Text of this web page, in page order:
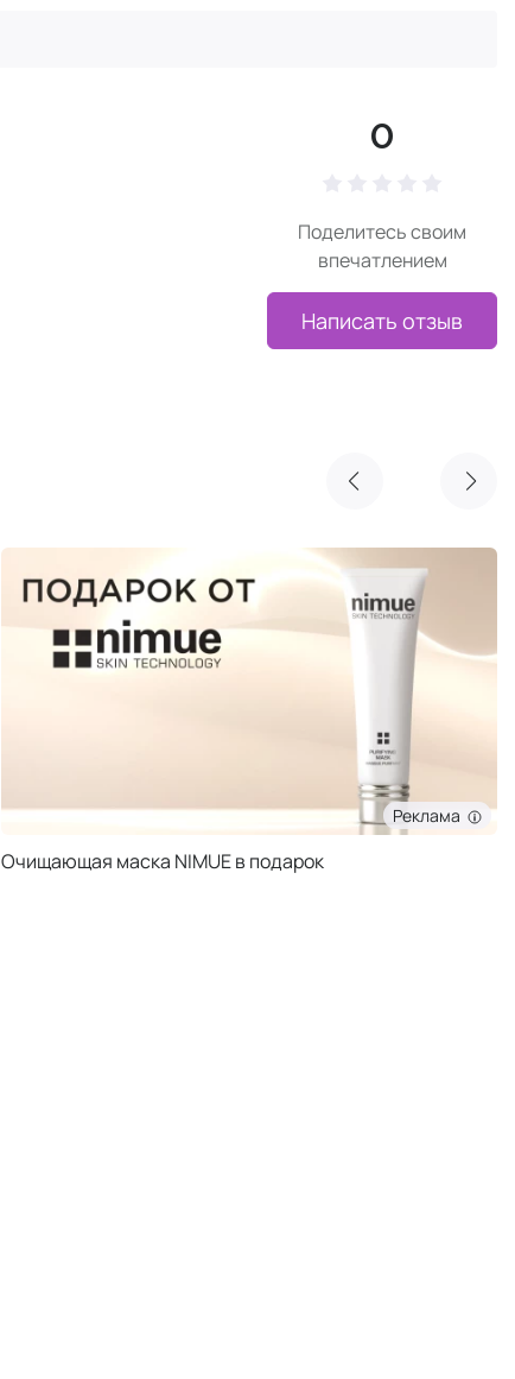
0
Поделитесь своим
впечатлением
Написать отзыв
Реклама
Очищающая маска NIMUE в подарок